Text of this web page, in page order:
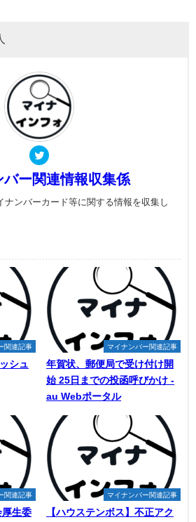
バー関連情報収集係
ナンバーカード等に関する情報を収集し
関連記事
シュ
マイナンバー関連記事
年賀状、郵便局で受け付け開
始 25日までの投函呼びかけ -
au Webポータル
関連記事
厚生委
マイナンバー関連記事
【ハウステンボス】不正アク